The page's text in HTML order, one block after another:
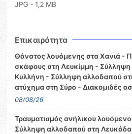
JPG - 1,2 MB
Επικαιρότητα
Θάνατος λουόμενης στα Χανιά -
σκάφους στη Λευκίμμη -
Κυλλήνη - Σύλληψη αλλοδαπού
ατύχημα στη Σύρο - Διακομιδές
08/08/26
Τραυματισμός ανήλικου
Σύλληψη αλλοδαπού στη